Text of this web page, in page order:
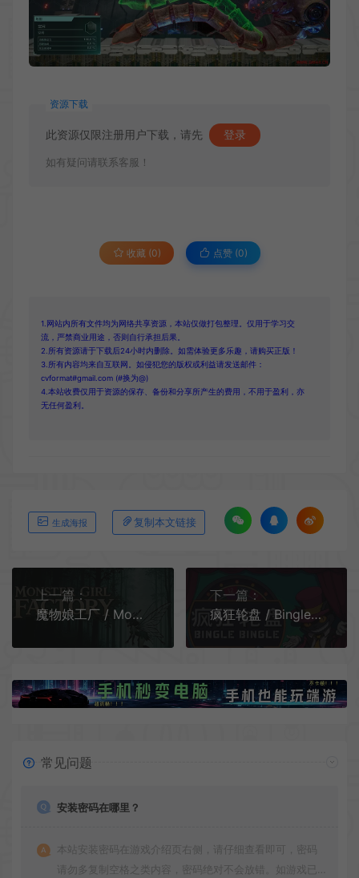
资源下载
此资源仅限注册用户下载，请先 登录
如有疑问请联系客服！
收藏 (0) 点赞 (0)
1.网站内所有文件均为网络共享资源，本站仅做打包整理。仅用于学习交
流，严禁商业用途，否则自行承担后果。
2.所有资源请于下载后24小时内删除。如需体验更多乐趣，请购买正版！
3.所有内容均来自互联网。如侵犯您的版权或利益请发送邮件：
cvformat#gmail.com (#换为@)
4.本站收费仅用于资源的保存、备份和分享所产生的费用，不用于盈利，亦
无任何盈利。
生成海报 复制本文链接
上一篇：
魔物娘工厂 / Monster Girl Factory 休闲增量卡牌经营游戏
下一篇：
疯狂轮盘 / Bingle Bingle 肉鸽策略游戏
常见问题
安装密码在哪里？
本站安装密码在游戏介绍页右侧，请仔细查看即可，密码
请勿多复制空格之类内容，密码绝对不会放错。如游戏已